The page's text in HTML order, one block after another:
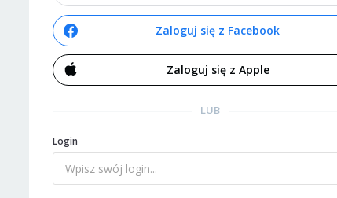
Zaloguj się z Facebook
Zaloguj się z Apple
LUB
Login